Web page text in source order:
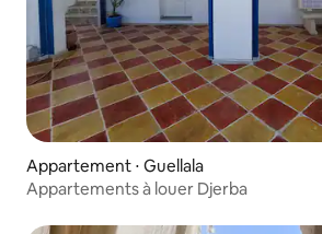
Appartement ⋅ Guellala
Appartements à louer Djerba